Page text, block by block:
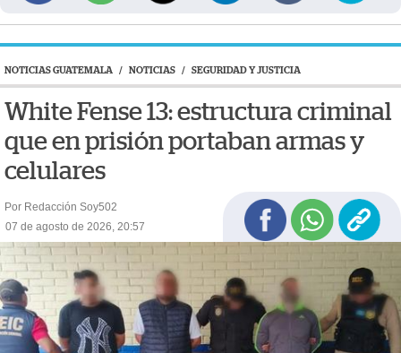
NOTICIAS GUATEMALA / NOTICIAS / SEGURIDAD Y JUSTICIA
White Fense 13: estructura criminal
que en prisión portaban armas y
celulares
Por Redacción Soy502
07 de agosto de 2026, 20:57